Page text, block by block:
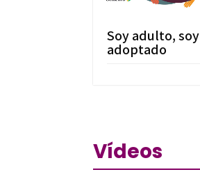
Soy adulto, soy
adoptado
Vídeos